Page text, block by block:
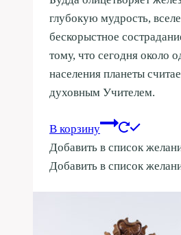
глубокую мудрость,
бескорыстное
тому, что сегодня около
населения планеты
духовным Учителем.
В корзину
Добавить в список
Добавить в список